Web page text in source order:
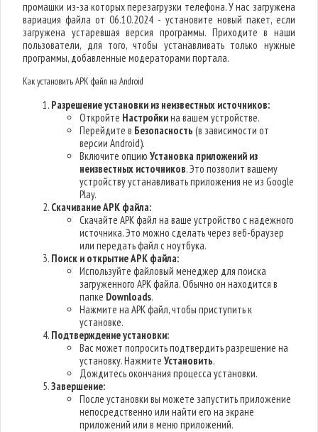
промашки из-за которых перезагрузки телефона. У нас загружена
вариация файла от 06.10.2024 - установите новый пакет, если
загружена устаревшая версия программы. Приходите в наши
пользователи, для того, чтобы устанавливать только нужные
программы, добавленные модераторами портала.
Как установить APK файл на Android
Разрешение установки из неизвестных источников:
Откройте Настройкина вашем устройстве.
Перейдите в Безопасность (в зависимости от
версии Android).
Включите опциюУстановка приложений из
неизвестных источников. Это позволит вашему
устройству устанавливать приложения не из Google
Play.
Скачивание APK файла:
Скачайте APK файл на ваше устройство с надежного
источника. Это можно сделать через веб-браузер
или передать файл с ноутбука.
Поиск и открытие APK файла:
Используйте файловый менеджер для поиска
загруженного APK файла. Обычно он находится в
папке Downloads.
Нажмите на APK файл, чтобы приступить к
установке.
Подтверждение установки:
Вас может попросить подтвердить разрешение на
установку. НажмитеУстановить.
Дождитесь окончания процесса установки.
Завершение:
После установки вы можете запустить приложение
непосредственно или найти его на экране
приложений или в меню приложений.